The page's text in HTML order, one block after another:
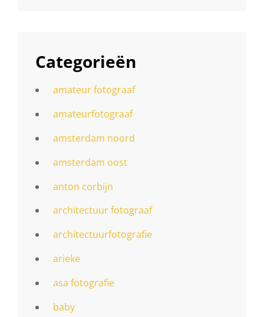
Categorieën
amateur fotograaf
amateurfotograaf
amsterdam noord
amsterdam oost
anton corbijn
architectuur fotograaf
architectuurfotografie
arieke
asa fotografie
baby